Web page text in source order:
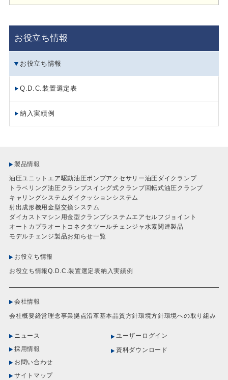
お役立ち情報
お役立ち情報
Q.D.C.装置選定表
納入実績例
製品情報
油圧ユニット エア駆動油圧ポンプアクセサリー油圧ダイクランプ
トラベリング油圧クランプスイング式クランプ回転式油圧クランプ
キャリングシステムダイクッションシステム
射出成形機用金型交換システム
ダイカストマシン用金型クランプシステムエアセルフジョイント
オートカプラ オートコネクタ ツールチェンジャ 水素関連製品
モデルチェンジ製品お知らせ一覧
お役立ち情報
お役立ち情報Q.D.C.装置選定表納入実績例
会社情報
会社概要経営理念事業拠点沿革基本品質方針環境方針環境への取り組み
ニュース
採用情報
お問い合わせ
サイトマップ
ユーザーログイン
資料ダウンロード